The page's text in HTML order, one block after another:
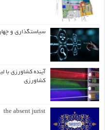
سیاستگذاری و
آینده کشاورزی
کشاورزی
the absent jurist